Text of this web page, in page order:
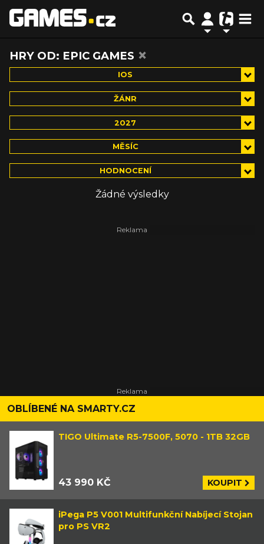
HRY OD: EPIC GAMES ×
IOS
ŽÁNR
2027
MĚSÍC
HODNOCENÍ
Žádné výsledky
OBLÍBENÉ NA SMARTY.CZ
TIGO Ultimate R5-7500F, 5070 - 1TB 32GB
43 990 KČ KOUPIT
iPega P5 V001 Multifunkční Nabíjecí Stojan
pro PS VR2